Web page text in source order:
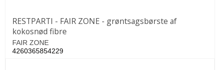
RESTPARTI - FAIR ZONE - grøntsagsbørste af
kokosnød fibre
FAIR ZONE
4260365854229